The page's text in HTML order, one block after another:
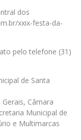
dos
xxix-festa-da-
pelo telefone (31)
de Santa
Câmara
Municipal de
e Multimarcas